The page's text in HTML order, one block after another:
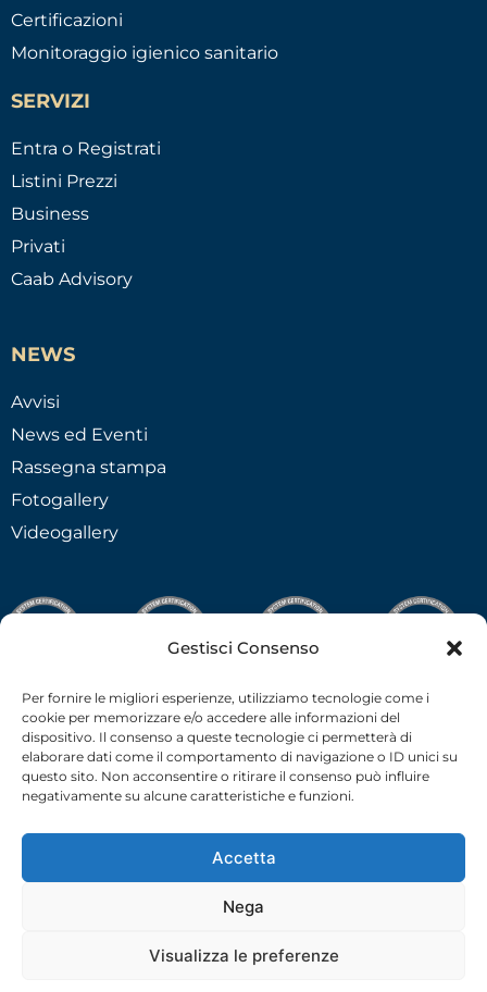
Gestisci Consenso
Per fornire le migliori esperienze, utilizziamo tecnologie come i
cookie per memorizzare e/o accedere alle informazioni del
dispositivo. Il consenso a queste tecnologie ci permetterà di
elaborare dati come il comportamento di navigazione o ID unici su
questo sito. Non acconsentire o ritirare il consenso può influire
negativamente su alcune caratteristiche e funzioni.
Accetta
Nega
Visualizza le preferenze
Certificazioni
Monitoraggio igienico sanitario
SERVIZI
Entra o Registrati
Listini Prezzi
Business
Privati
Caab Advisory
NEWS
Avvisi
News ed Eventi
Rassegna stampa
Fotogallery
Videogallery
C.F.-P.I. 02538910379 all rights reserved © –
Privacy Policy– Cookie Policy